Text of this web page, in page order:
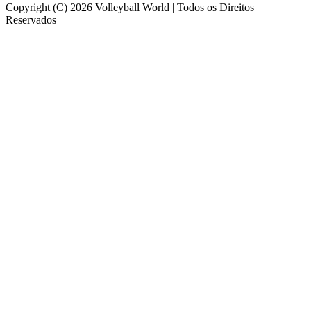
Copyright (C) 2026 Volleyball World | Todos os Direitos
Reservados